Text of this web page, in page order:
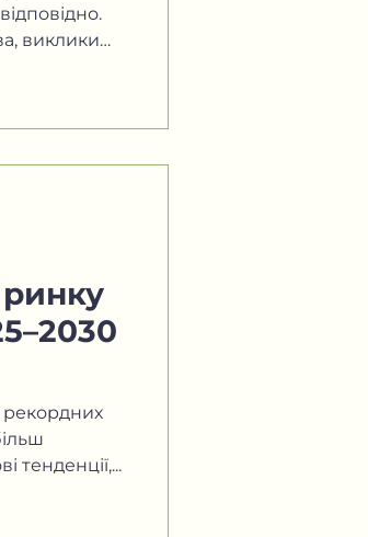
виклики
рекордних
тенденції,...